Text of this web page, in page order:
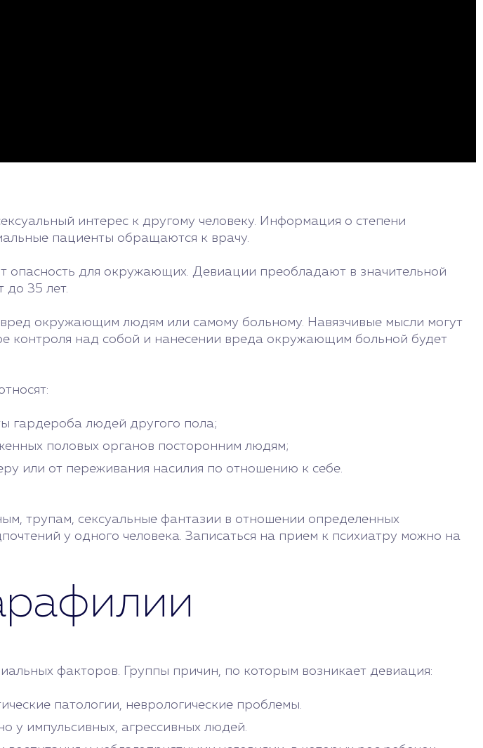
интерес к другому человеку. Информация о степени
пациенты обращаются к врачу.
опасность для окружающих. Девиации преобладают в значительной
до 35 лет.
окружающим людям или самому больному. Навязчивые мысли могут
контроля над собой и нанесении вреда окружающим больной будет
гардероба людей другого пола;
половых органов посторонним людям;
или от переживания насилия по отношению к себе.
трупам, сексуальные фантазии в отношении определенных
у одного человека. Записаться на прием к психиатру можно на
факторов. Группы причин, по которым возникает девиация:
патологии, неврологические проблемы.
у импульсивных, агрессивных людей.